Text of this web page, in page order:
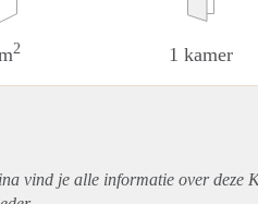
2 1 kamer
vind je alle informatie over deze